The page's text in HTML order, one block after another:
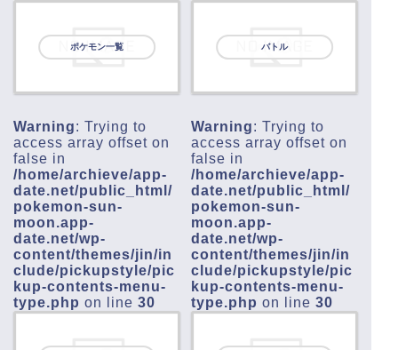
ポケモン一覧 バトル
Warning: Trying to
access array offset on
false in
/home/archieve/app-
date.net/public_html/
pokemon-sun-
moon.app-
date.net/wp-
content/themes/jin/in
clude/pickupstyle/pic
kup-contents-menu-
type.php on line 30
Warning: Trying to
access array offset on
false in
/home/archieve/app-
date.net/public_html/
pokemon-sun-
moon.app-
date.net/wp-
content/themes/jin/in
clude/pickupstyle/pic
kup-contents-menu-
type.php on line 30